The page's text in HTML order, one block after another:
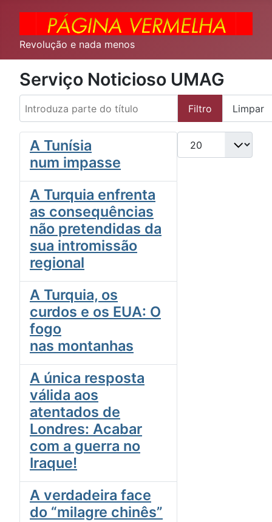
Revolução e nada menos
Serviço Noticioso UMAG
Introduza parte do título
Filtro Limpar
Qtd. a exibir
A Tunísia
num impasse
A Turquia enfrenta
as consequências
não pretendidas da
sua intromissão
regional
A Turquia, os
curdos e os EUA: O
fogo
nas montanhas
A única resposta
válida aos
atentados de
Londres: Acabar
com a guerra no
Iraque!
A verdadeira face
do “milagre chinês”